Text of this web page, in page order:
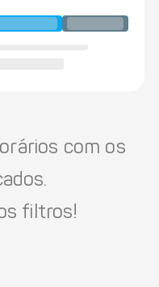
com os
filtros!